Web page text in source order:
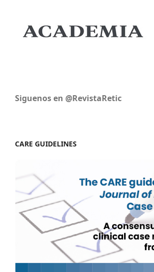
Siguenos en @RevistaRetic
CARE GUIDELINES